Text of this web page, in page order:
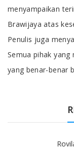
menyampaikan
Brawijaya atas
Penulis juga
Semua pihak
yang benar-benar
Rovila